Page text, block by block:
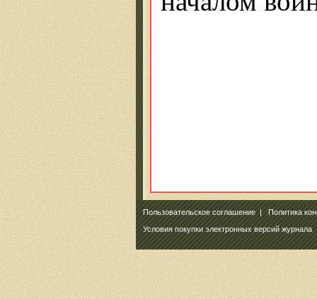
Пользовательское соглашение|Политика
Условия покупки электронных версий журнала